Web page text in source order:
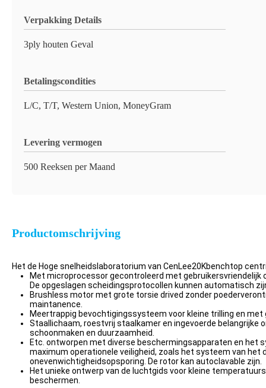
Verpakking Details
3ply houten Geval
Betalingscondities
L/C, T/T, Western Union, MoneyGram
Levering vermogen
500 Reeksen per Maand
Productomschrijving
Het de Hoge snelheidslaboratorium van CenLee20Kbenchtop
Met microprocessor gecontroleerd met gebruikersvriendelijk
De opgeslagen scheidingsprotocollen kunnen automatisch
Brushless motor met grote torsie drived zonder
maintanence.
Meertrappig bevochtigingssysteem voor kleine trilling en
Staallichaam, roestvrij staalkamer en ingevoerde belangrijke
schoonmaken en duurzaamheid.
Etc. ontworpen met diverse beschermingsapparaten en het
maximum operationele veiligheid, zoals het systeem van het
onevenwichtigheidsopsporing. De rotor kan autoclavable zijn.
Het unieke ontwerp van de luchtgids voor kleine
beschermen.